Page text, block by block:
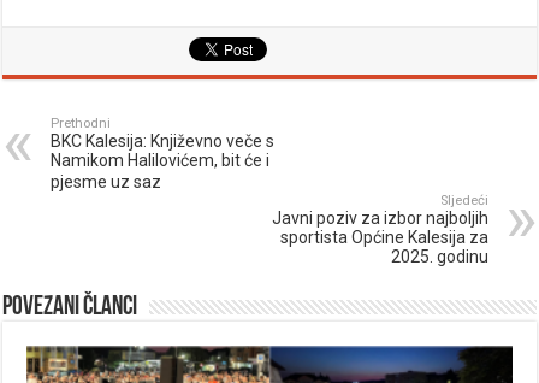
Prethodni
BKC Kalesija: Književno veče s
Namikom Halilovićem, bit će i
pjesme uz saz
Sljedeći
Javni poziv za izbor najboljih
sportista Općine Kalesija za
2025. godinu
Povezani članci